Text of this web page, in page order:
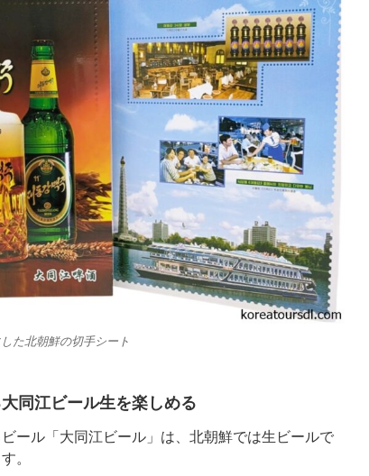
た北朝鮮の切手シート
同江ビール生を楽しめる
ール「大同江ビール」は、北朝鮮では生ビールで
。